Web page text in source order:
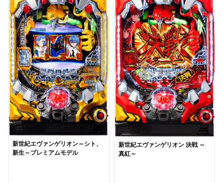
新世紀エヴァンゲリオン～シト、
新生～プレミアムモデル
新世紀エヴァンゲリオン 決戦 ～
真紅～